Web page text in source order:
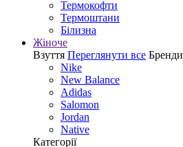
Термокофти
Термоштани
Білизна
Жіноче
Взуття Переглянути все Бренди
Nike
New Balance
Adidas
Salomon
Jordan
Native
Категорії